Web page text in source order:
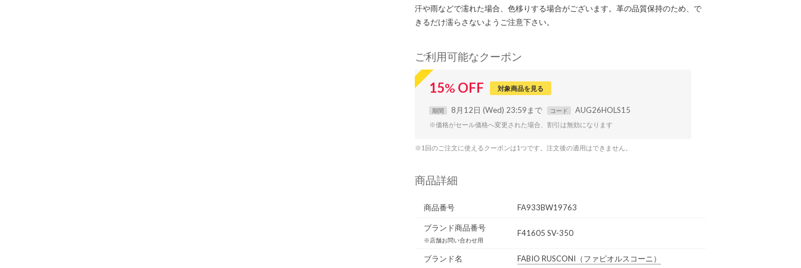
汗や雨などで濡れた場合、色移りする場合がございます。革の品質保持のため、で
きるだけ濡らさないようご注意下さい。
ご利用可能なクーポン
15% OFF 対象商品を見る
期間 8月12日 (Wed) 23:59まで コード AUG26HOLS15
※価格がセール価格へ変更された場合、割引は無効になります
※1回のご注文に使えるクーポンは1つです。注文後の適用はできません。
商品詳細
商品番号 FA933BW19763
ブランド商品番号
※店舗お問い合わせ用
F41605 SV-350
ブランド名 FABIO RUSCONI （ファビオルスコーニ）